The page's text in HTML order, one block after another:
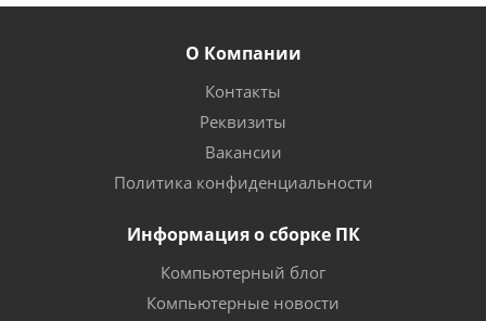
О Компании
Контакты
Реквизиты
Вакансии
Политика конфиденциальности
Информация о сборке ПК
Компьютерный блог
Компьютерные новости